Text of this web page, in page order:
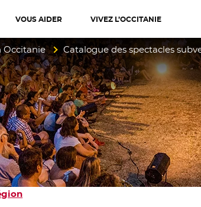
VOUS AIDER VIVEZ L’OCCITANIE
Occitanie Catalogue des spectacles